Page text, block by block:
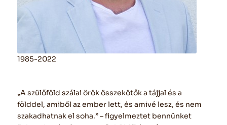
1985-2022
„A szülőföld szálai örök összekötők a tájjal és a
földdel, amiből az ember lett, és amivé lesz, és nem
szakadhatnak el soha.” – figyelmeztet bennünket